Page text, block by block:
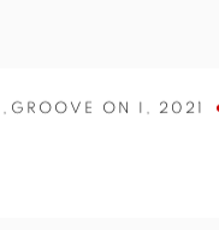
, GROOVE ON I , 2021